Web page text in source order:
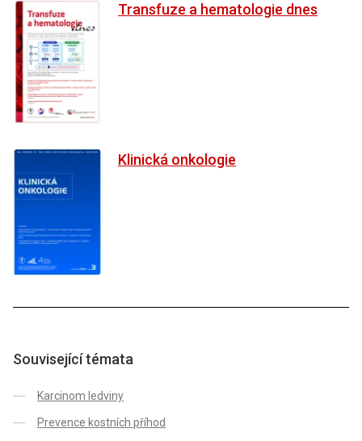
Transfuze a hematologie dnes
Klinická onkologie
Související témata
Karcinom ledviny
Prevence kostních příhod